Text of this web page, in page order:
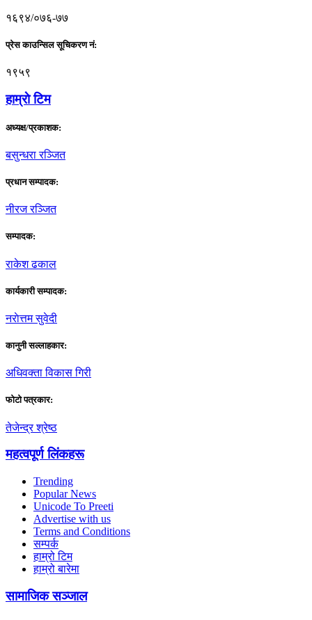
१६९४/०७६-७७
प्रेस काउन्सिल सूचिकरण नं:
१९५९
हाम्राे टिम
अध्यक्ष/प्रकाशक:
बसुन्धरा रञ्जित
प्रधान सम्पादक:
नीरज रञ्जित
सम्पादक:
राकेश ढकाल
कार्यकारी सम्पादक:
नराेत्तम सुवेदी
कानुनी सल्लाहकार:
अधिवक्ता विकास गिरी
फाेटाे पत्रकार:
तेजेन्द्र श्रेष्ठ
महत्वपूर्ण लिंकहरू
Trending
Popular News
Unicode To Preeti
Advertise with us
Terms and Conditions
सम्पर्क
हाम्रो टिम
हाम्रो बारेमा
सामाजिक सञ्जाल